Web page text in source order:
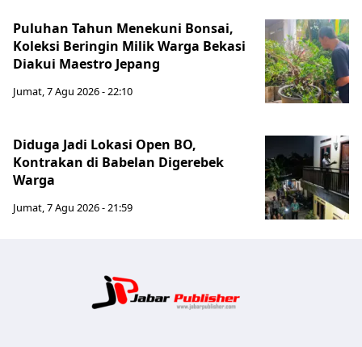
Puluhan Tahun Menekuni Bonsai,
Koleksi Beringin Milik Warga Bekasi
Diakui Maestro Jepang
Jumat, 7 Agu 2026 - 22:10
Diduga Jadi Lokasi Open BO,
Kontrakan di Babelan Digerebek
Warga
Jumat, 7 Agu 2026 - 21:59